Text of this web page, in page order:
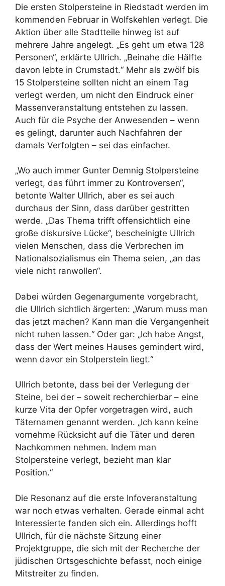
Die ersten Stolpersteine in Riedstadt werden im
kommenden Februar in Wolfskehlen verlegt. Die
Aktion über alle Stadtteile hinweg ist auf
mehrere Jahre angelegt. „Es geht um etwa 128
Personen“, erklärte Ullrich. „Beinahe die Hälfte
davon lebte in Crumstadt.“ Mehr als zwölf bis
15 Stolpersteine sollten nicht an einem Tag
verlegt werden, um nicht den Eindruck einer
Massenveranstaltung entstehen zu lassen.
Auch für die Psyche der Anwesenden – wenn
es gelingt, darunter auch Nachfahren der
damals Verfolgten – sei das einfacher.
„Wo auch immer Gunter Demnig Stolpersteine
verlegt, das führt immer zu Kontroversen“,
betonte Walter Ullrich, aber es sei auch
durchaus der Sinn, dass darüber gestritten
werde. „Das Thema trifft offensichtlich eine
große diskursive Lücke“, bescheinigte Ullrich
vielen Menschen, dass die Verbrechen im
Nationalsozialismus ein Thema seien, „an das
viele nicht ranwollen“.
Dabei würden Gegenargumente vorgebracht,
die Ullrich sichtlich ärgerten: „Warum muss man
das jetzt machen? Kann man die Vergangenheit
nicht ruhen lassen.“ Oder gar: „Ich habe Angst,
dass der Wert meines Hauses gemindert wird,
wenn davor ein Stolperstein liegt.“
Ullrich betonte, dass bei der Verlegung der
Steine, bei der – soweit recherchierbar – eine
kurze Vita der Opfer vorgetragen wird, auch
Täternamen genannt werden. „Ich kann keine
vornehme Rücksicht auf die Täter und deren
Nachkommen nehmen. Indem man
Stolpersteine verlegt, bezieht man klar
Position.“
Die Resonanz auf die erste Infoveranstaltung
war noch etwas verhalten. Gerade einmal acht
Interessierte fanden sich ein. Allerdings hofft
Ullrich, für die nächste Sitzung einer
Projektgruppe, die sich mit der Recherche der
jüdischen Ortsgeschichte befasst, noch einige
Mitstreiter zu finden.